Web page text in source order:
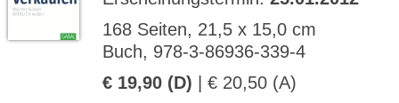
168 Seiten, 21,5 x 15,0 cm
Buch, 978-3-86936-339-4
€ 19,90 (D) | € 20,50 (A)